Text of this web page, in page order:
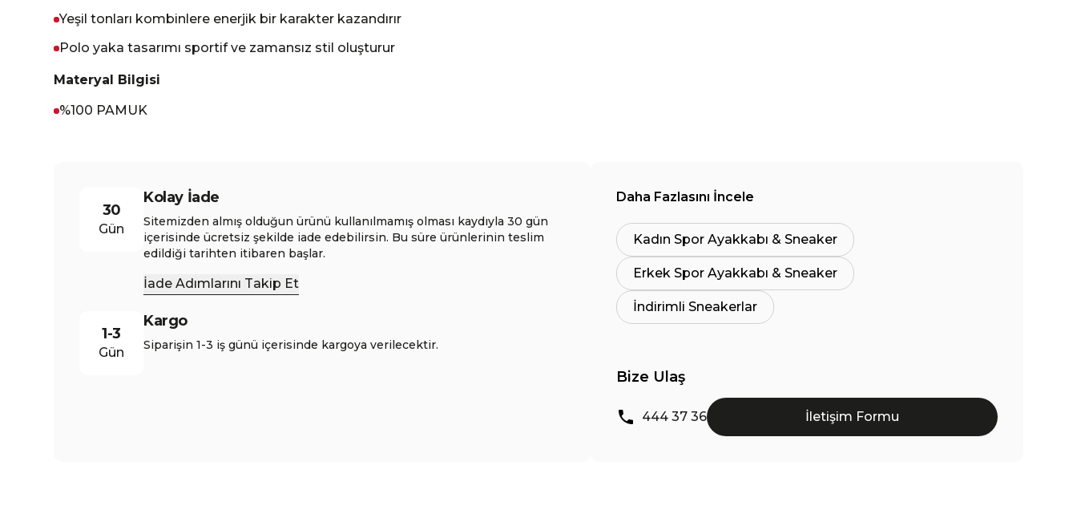
Yeşil tonları kombinlere enerjik bir karakter kazandırır
Polo yaka tasarımı sportif ve zamansız stil oluşturur
Materyal Bilgisi
%100 PAMUK
30
Gün
Kolay İade
Sitemizden almış olduğun ürünü kullanılmamış olması kaydıyla 30 gün
içerisinde ücretsiz şekilde iade edebilirsin. Bu süre ürünlerinin teslim
edildiği tarihten itibaren başlar.
İade Adımlarını Takip Et
1-3
Gün
Kargo
Siparişin 1-3 iş günü içerisinde kargoya verilecektir.
Daha Fazlasını İncele
Kadın Spor Ayakkabı & Sneaker
Erkek Spor Ayakkabı & Sneaker
İndirimli Sneakerlar
Bize Ulaş
444 37 36 İletişim Formu